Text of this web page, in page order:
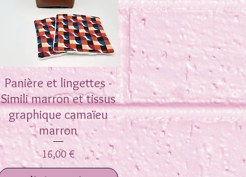
Aperçu rapide
Panière et lingettes -
Simili marron et tissus
graphique camaïeu
marron
Prix
16,00 €